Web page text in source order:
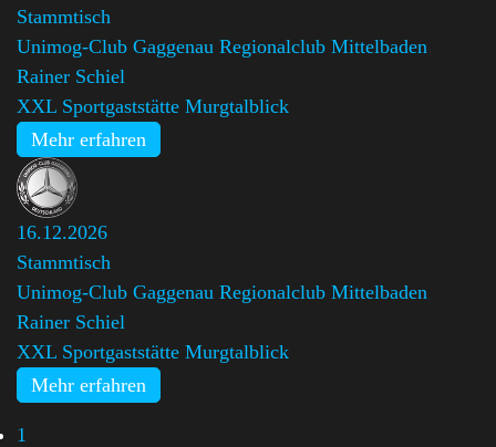
Stammtisch
Unimog-Club Gaggenau Regionalclub Mittelbaden
Rainer Schiel
XXL Sportgaststätte Murgtalblick
Mehr erfahren
16.12.2026
Stammtisch
Unimog-Club Gaggenau Regionalclub Mittelbaden
Rainer Schiel
XXL Sportgaststätte Murgtalblick
Mehr erfahren
1